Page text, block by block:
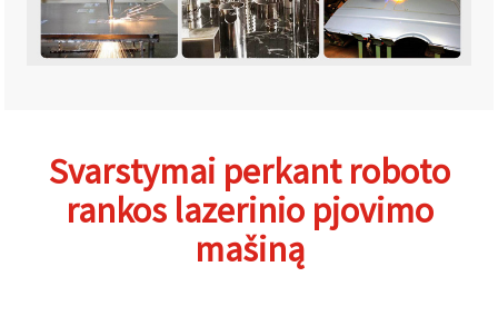
Svarstymai perkant roboto
rankos lazerinio pjovimo
mašiną